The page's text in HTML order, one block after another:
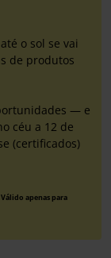
o sol se vai
de produtos
— e
céu a 12 de
(certificados)
apenas para